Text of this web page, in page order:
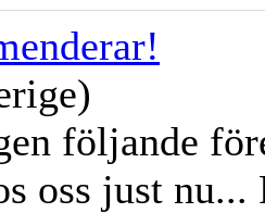
följande
oss just